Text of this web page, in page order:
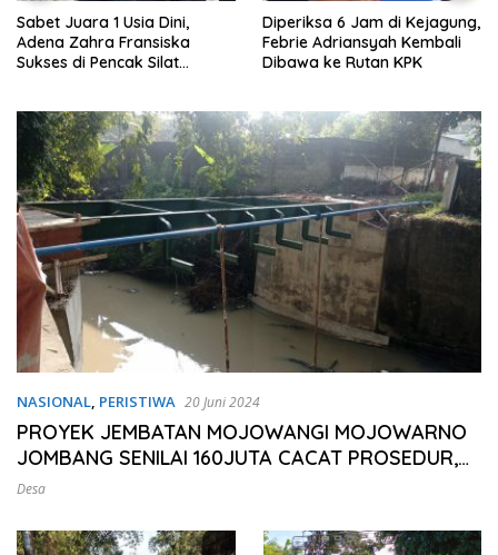
Sabet Juara 1 Usia Dini,
Adena Zahra Fransiska
Sukses di Pencak Silat
Diperiksa 6 Jam di Kejagung,
Febrie Adriansyah Kembali
Dibawa ke Rutan KPK
NASIONAL, PERISTIWA 20 Juni 2024
PROYEK JEMBATAN MOJOWANGI MOJOWARNO
JOMBANG SENILAI 160JUTA CACAT PROSEDUR,
DUGAAN PENYELEWENGAN ANGGARAN SEMAKIN
Desa